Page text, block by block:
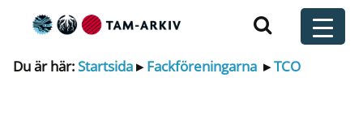
Huvudnavigering
Du är här:Startsida▸Fackföreningarna ▸TCO